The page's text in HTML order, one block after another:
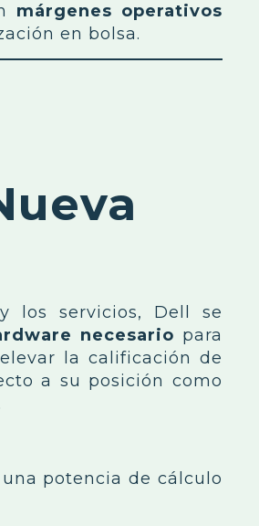
márgenes operativos
en bolsa.
los servicios, Dell se
necesario para
la calificación de
a su posición como
potencia de cálculo